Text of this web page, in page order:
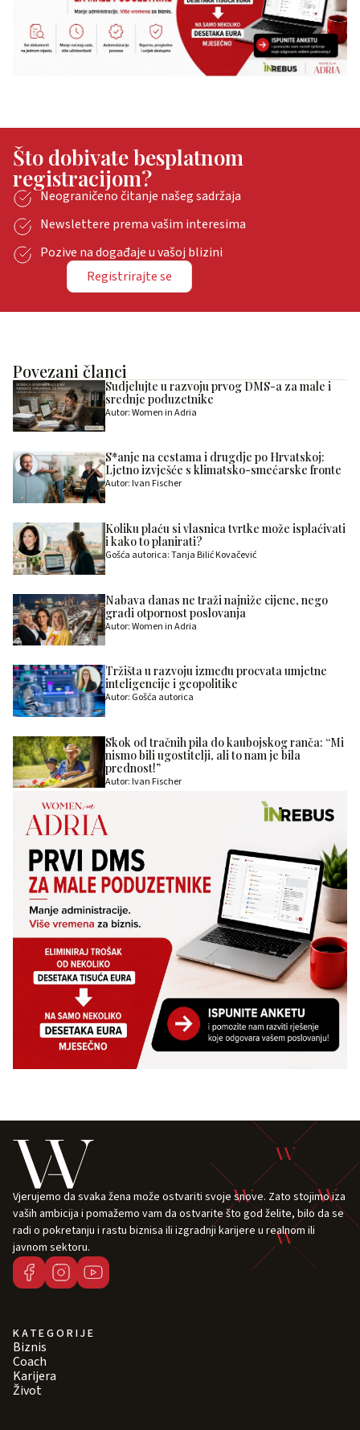
Što dobivate besplatnom
registracijom?
Neograničeno čitanje našeg sadržaja
Newslettere prema vašim interesima
Pozive na događaje u vašoj blizini
Registrirajte se
Povezani članci
Sudjelujte u razvoju prvog DMS-a za male i
srednje poduzetnike
Autor: Women in Adria
S*anje na cestama i drugdje po Hrvatskoj:
Ljetno izvješće s klimatsko-smećarske fronte
Autor: Ivan Fischer
Koliku plaću si vlasnica tvrtke može isplaćivati
i kako to planirati?
Gošća autorica: Tanja Bilić Kovačević
Nabava danas ne traži najniže cijene, nego
gradi otpornost poslovanja
Autor: Women in Adria
Tržišta u razvoju između procvata umjetne
inteligencije i geopolitike
Autor: Gošća autorica
Skok od tračnih pila do kaubojskog ranča: “Mi
nismo bili ugostitelji, ali to nam je bila
prednost!”
Autor: Ivan Fischer
Vjerujemo da svaka žena može ostvariti svoje snove. Zato stojimo iza
vaših ambicija i pomažemo vam da ostvarite što god želite, bilo da se
radi o pokretanju i rastu biznisa ili izgradnji karijere u realnom ili
javnom sektoru.
KATEGORIJE
Biznis
Coach
Karijera
Život